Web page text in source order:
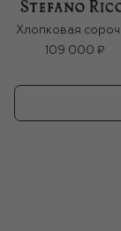
Хлопковая
109 000 ₽